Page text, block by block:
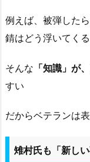
例えば、被弾した
錆はどう浮いてく
そんな 「知識」が
すい
だからベテランは
雉村氏も「新し